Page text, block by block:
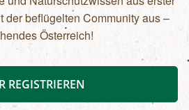
der beflügelten Community aus –
Österreich!
REGISTRIEREN